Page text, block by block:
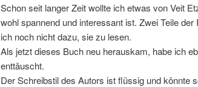
Schon seit langer Zeit wollte ich etwas von Veit
wohl spannend und interessant ist. Zwei Teile
ich noch nicht dazu, sie zu lesen.
Als jetzt dieses Buch neu herauskam, habe ich
enttäuscht.
Der Schreibstil des Autors ist flüssig und könnte